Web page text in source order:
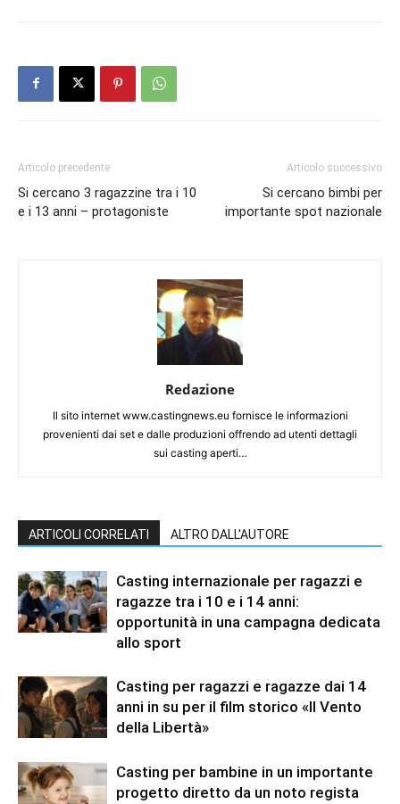
Articolo precedente
Si cercano 3 ragazzine tra i 10
e i 13 anni – protagoniste
Articolo successivo
Si cercano bimbi per
importante spot nazionale
Redazione
Il sito internet www.castingnews.eu fornisce le informazioni
provenienti dai set e dalle produzioni offrendo ad utenti dettagli
sui casting aperti…
ARTICOLI CORRELATI ALTRO DALL'AUTORE
Casting internazionale per ragazzi e
ragazze tra i 10 e i 14 anni:
opportunità in una campagna dedicata
allo sport
Casting per ragazzi e ragazze dai 14
anni in su per il film storico «Il Vento
della Libertà»
Casting per bambine in un importante
progetto diretto da un noto regista